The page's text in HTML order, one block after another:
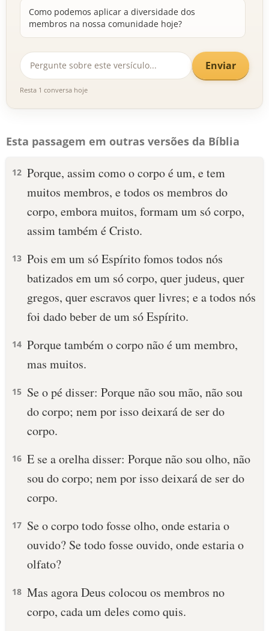
Como podemos aplicar a diversidade dos
membros na nossa comunidade hoje?
Enviar
Resta 1 conversa hoje
Esta passagem em outras versões da Bíblia
12 Porque, assim como o corpo é um, e tem
muitos membros, e todos os membros do
corpo, embora muitos, formam um só corpo,
assim também é Cristo.
13 Pois em um só Espírito fomos todos nós
batizados em um só corpo, quer judeus, quer
gregos, quer escravos quer livres; e a todos nós
foi dado beber de um só Espírito.
14 Porque também o corpo não é um membro,
mas muitos.
15 Se o pé disser: Porque não sou mão, não sou
do corpo; nem por isso deixará de ser do
corpo.
16 E se a orelha disser: Porque não sou olho, não
sou do corpo; nem por isso deixará de ser do
corpo.
17 Se o corpo todo fosse olho, onde estaria o
ouvido? Se todo fosse ouvido, onde estaria o
olfato?
18 Mas agora Deus colocou os membros no
corpo, cada um deles como quis.